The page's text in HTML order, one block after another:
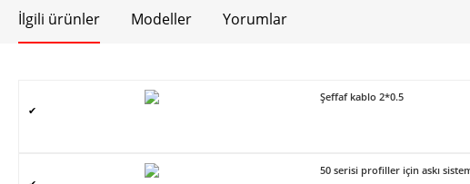
İlgili ürünler Modeller Yorumlar
✔
Şeffaf kablo 2*0.5
50 serisi profiller için askı